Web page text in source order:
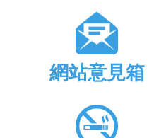
網站意見箱